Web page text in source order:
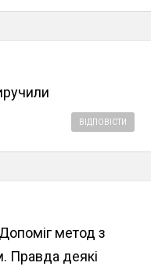
ВІДПОВІСТИ
метод з
Правда деякі